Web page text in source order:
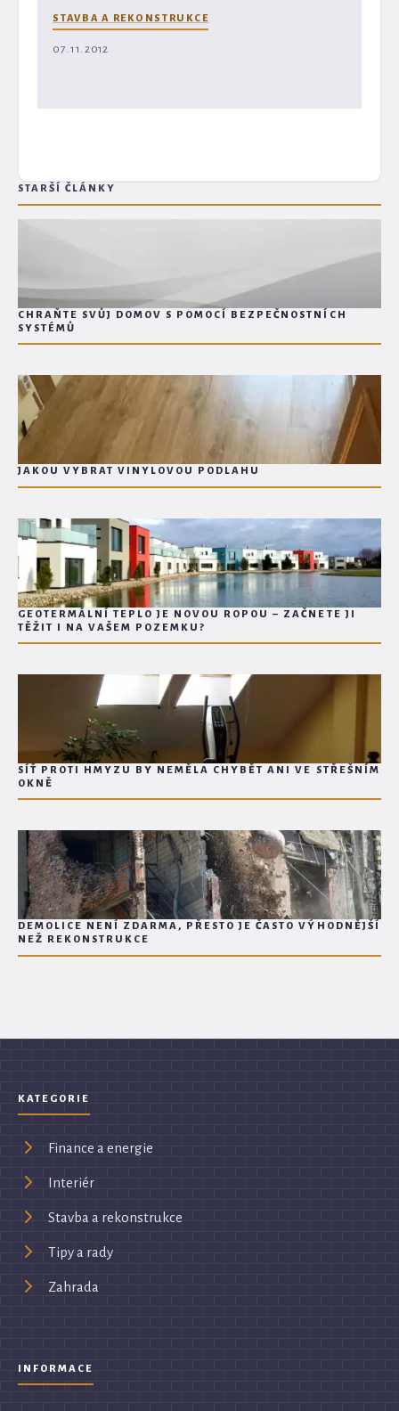
STAVBA A REKONSTRUKCE
07. 11. 2012
STARŠÍ ČLÁNKY
CHRAŇTE SVŮJ DOMOV S POMOCÍ BEZPEČNOSTNÍCH
SYSTÉMŮ
JAKOU VYBRAT VINYLOVOU PODLAHU
GEOTERMÁLNÍ TEPLO JE NOVOU ROPOU – ZAČNETE JI
TĚŽIT I NA VAŠEM POZEMKU?
SÍŤ PROTI HMYZU BY NEMĚLA CHYBĚT ANI VE STŘEŠNÍM
OKNĚ
DEMOLICE NENÍ ZDARMA, PŘESTO JE ČASTO VÝHODNĚJŠÍ
NEŽ REKONSTRUKCE
KATEGORIE
Finance a energie
Interiér
Stavba a rekonstrukce
Tipy a rady
Zahrada
INFORMACE